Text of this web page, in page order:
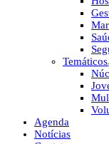
Temáticos
Agenda
Notícias